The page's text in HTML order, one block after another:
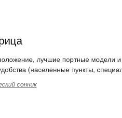
лучшие портные модели и
(населенные пункты,
сонник